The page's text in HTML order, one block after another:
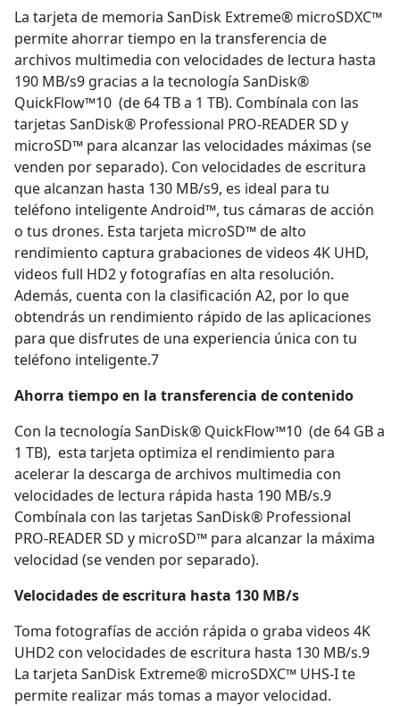
La tarjeta de memoria SanDisk Extreme® microSDXC™
permite ahorrar tiempo en la transferencia de
archivos multimedia con velocidades de lectura hasta
190 MB/s9 gracias a la tecnología SanDisk®
QuickFlow™10 (de 64 TB a 1 TB). Combínala con las
tarjetas SanDisk® Professional PRO-READER SD y
microSD™ para alcanzar las velocidades máximas (se
venden por separado). Con velocidades de escritura
que alcanzan hasta 130 MB/s9, es ideal para tu
teléfono inteligente Android™, tus cámaras de acción
o tus drones. Esta tarjeta microSD™ de alto
rendimiento captura grabaciones de videos 4K UHD,
videos full HD2 y fotografías en alta resolución.
Además, cuenta con la clasificación A2, por lo que
obtendrás un rendimiento rápido de las aplicaciones
para que disfrutes de una experiencia única con tu
teléfono inteligente.7
Ahorra tiempo en la transferencia de contenido
Con la tecnología SanDisk® QuickFlow™10 (de 64 GB a
1 TB), esta tarjeta optimiza el rendimiento para
acelerar la descarga de archivos multimedia con
velocidades de lectura rápida hasta 190 MB/s.9
Combínala con las tarjetas SanDisk® Professional
PRO-READER SD y microSD™ para alcanzar la máxima
velocidad (se venden por separado).
Velocidades de escritura hasta 130 MB/s
Toma fotografías de acción rápida o graba videos 4K
UHD2 con velocidades de escritura hasta 130 MB/s.9
La tarjeta SanDisk Extreme® microSDXC™ UHS-I te
permite realizar más tomas a mayor velocidad.